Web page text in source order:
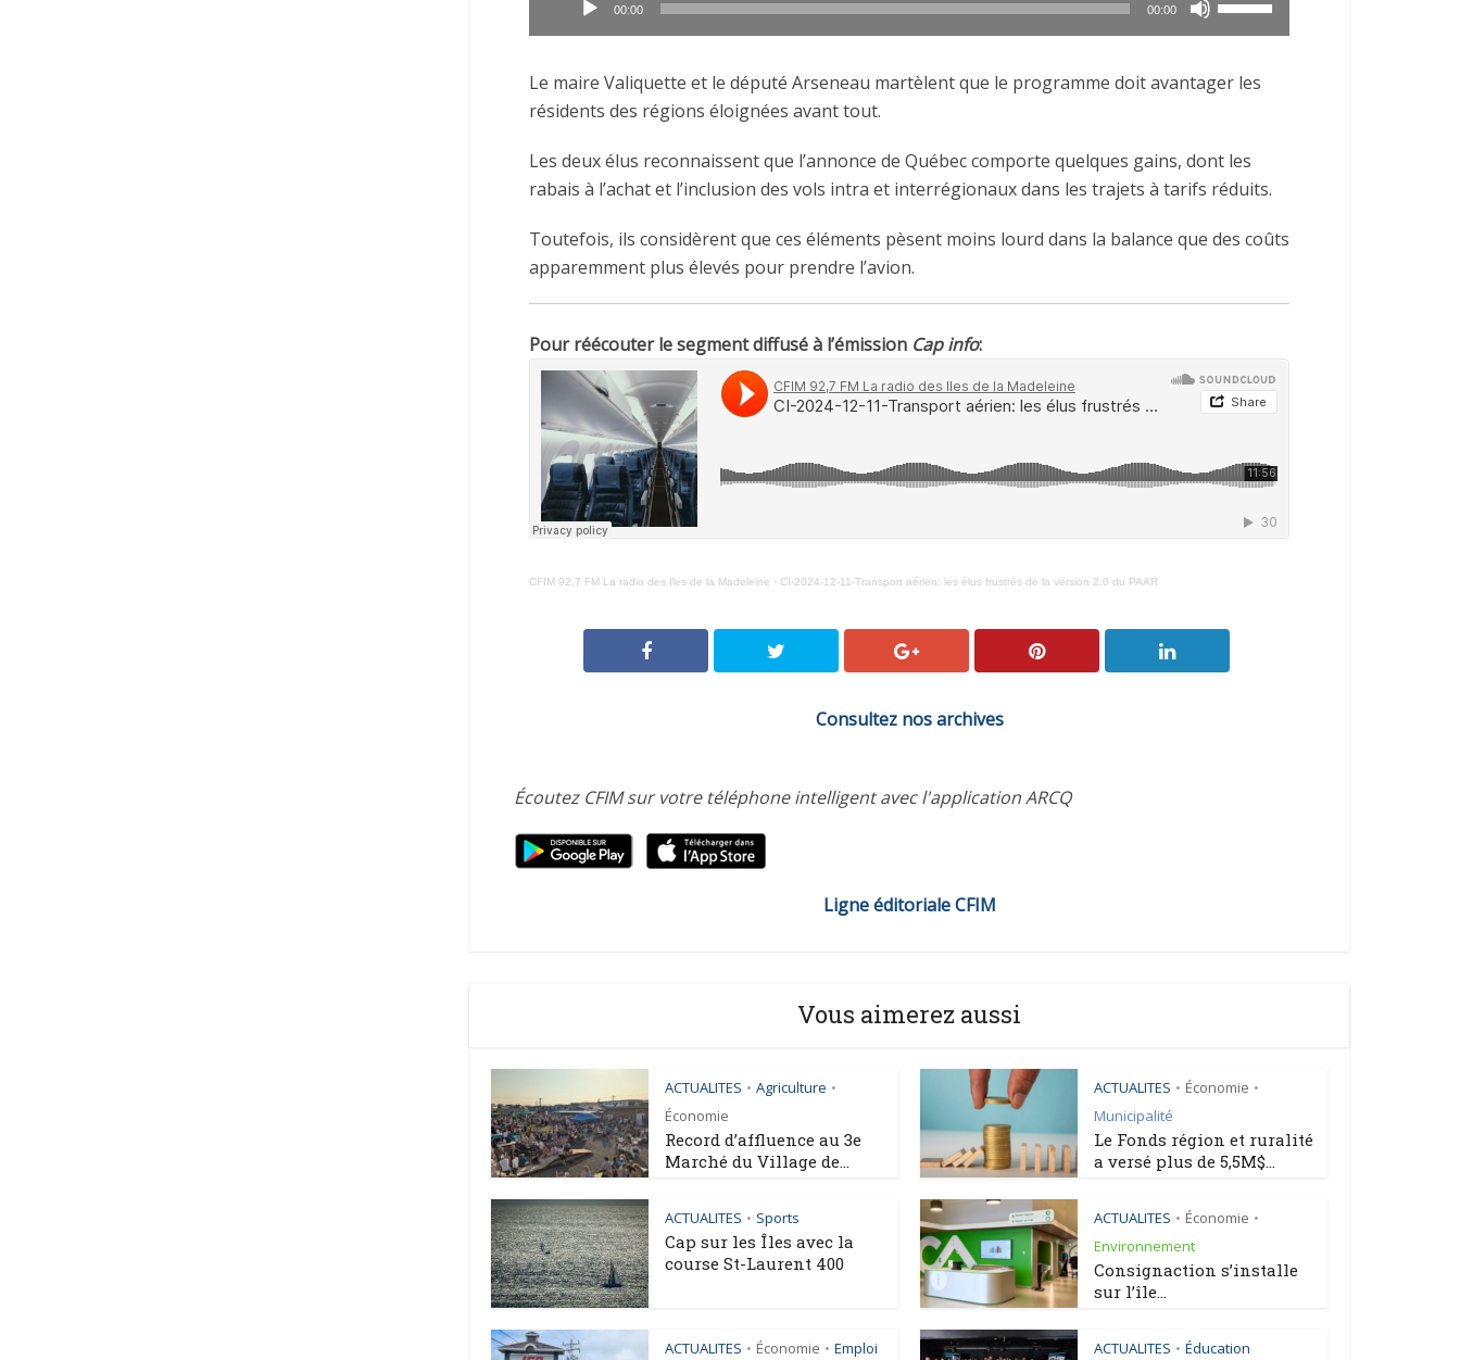
00:00 00:00
haut/bas
ou
diminuer
Le maire Valiquette et le député Arseneau martèlent que le programme doit avantager les
résidents des régions éloignées avant tout.
Les deux élus reconnaissent que l’annonce de Québec comporte quelques gains, dont les
rabais à l’achat et l’inclusion des vols intra et interrégionaux dans les trajets à tarifs réduits.
Toutefois, ils considèrent que ces éléments pèsent moins lourd dans la balance que des coûts
apparemment plus élevés pour prendre l’avion.
Pour réécouter le segment diffusé à l’émission Cap info:
CFIM 92,7 FM La radio des Iles de la Madeleine · CI-2024-12-11-Transport aérien: les élus frustrés de la version 2.0 du PAAR
Consultez nos archives
Écoutez CFIM sur votre téléphone intelligent avec l'application ARCQ
Ligne éditoriale CFIM
Vous aimerez aussi
ACTUALITES • Agriculture •
Économie
Record d’affluence au 3e
Marché du Village de...
ACTUALITES • Économie •
Municipalité
Le Fonds région et ruralité
a versé plus de 5,5M$...
ACTUALITES • Sports
Cap sur les Îles avec la
course St-Laurent 400
ACTUALITES • Économie •
Environnement
Consignaction s’installe
sur l’île...
ACTUALITES • Économie • Emploi ACTUALITES • Éducation